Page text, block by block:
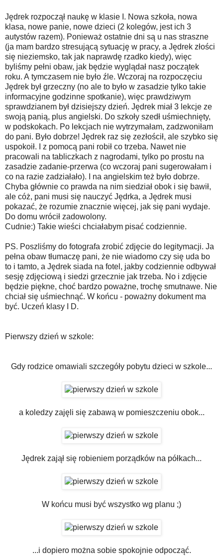
Jędrek rozpoczął naukę w klasie I. Nowa szkoła, nowa
klasa, nowe panie, nowe dzieci (2 kolegów, jest ich 3
autystów razem). Ponieważ ostatnie dni są u nas straszne
(ja mam bardzo stresującą sytuację w pracy, a Jędrek złości
się nieziemsko, tak jak naprawdę rzadko kiedy), więc
byliśmy pełni obaw, jak będzie wyglądał nasz początek
roku. A tymczasem nie było źle. Wczoraj na rozpoczęciu
Jędrek był grzeczny (no ale to było w zasadzie tylko takie
informacyjne godzinne spotkanie), więc prawdziwym
sprawdzianem był dzisiejszy dzień. Jędrek miał 3 lekcje ze
swoją panią, plus angielski. Do szkoły szedł uśmiechnięty,
w podskokach. Po lekcjach nie wytrzymałam, zadzwoniłam
do pani. Było dobrze! Jędrek raz się zezłościł, ale szybko się
uspokoił. I z pomocą pani robił co trzeba. Nawet nie
pracowali na tabliczkach z nagrodami, tylko po prostu na
zasadzie zadanie-przerwa (co wczoraj pani sugerowałam i
co na razie zadziałało). I na angielskim też było dobrze.
Chyba głównie co prawda na nim siedział obok i się bawił,
ale cóż, pani musi się nauczyć Jędrka, a Jędrek musi
pokazać, że rozumie znacznie więcej, jak się pani wydaje.
Do domu wrócił zadowolony.
Cudnie:) Takie wieści chciałabym pisać codziennie.
PS. Poszliśmy do fotografa zrobić zdjęcie do legitymacji. Ja
pełna obaw tłumaczę pani, że nie wiadomo czy się uda bo
to i tamto, a Jędrek siada na fotel, jakby codziennie odbywał
sesję zdjęciową i siedzi grzecznie jak trzeba. No i zdjęcie
będzie piękne, choć bardzo poważne, trochę smutnawe. Nie
chciał się uśmiechnąć. W końcu - poważny dokument ma
być. Uczeń klasy I D.
Pierwszy dzień w szkole:
Gdy rodzice omawiali szczegóły pobytu dzieci w szkole...
a koledzy zajęli się zabawą w pomieszczeniu obok...
Jędrek zajął się robieniem porządków na półkach...
W końcu musi być wszystko wg planu ;)
...i dopiero można sobie spokojnie odpocząć.